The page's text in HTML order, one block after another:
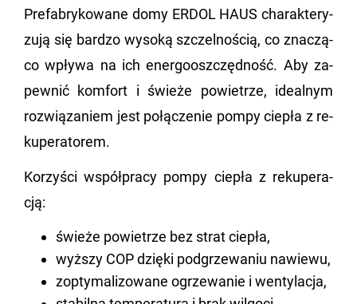
Pre­fa­bry­ko­wa­ne domy ERDOL HAUS cha­rak­te­ry­
zu­ją się bar­dzo wy­so­ką szczel­no­ścią, co zna­czą­
co wpły­wa na ich ener­go­osz­częd­ność. Aby za­
pew­nić kom­fort i świe­że po­wie­trze, ide­al­nym
roz­wią­za­niem jest po­łą­cze­nie pompy cie­pła z re­
ku­pe­ra­to­rem.
Ko­rzy­ści współ­pra­cy pompy cie­pła z re­ku­pe­ra­
cją:
świeże powietrze bez strat ciepła,
wyższy COP dzięki podgrzewaniu nawiewu,
zoptymalizowane ogrzewanie i wentylacja,